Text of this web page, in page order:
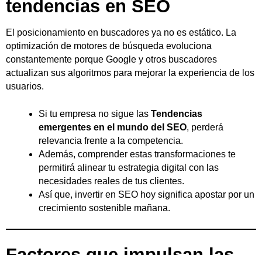
tendencias en SEO
El posicionamiento en buscadores ya no es estático. La
optimización de motores de búsqueda evoluciona
constantemente porque Google y otros buscadores
actualizan sus algoritmos para mejorar la experiencia de los
usuarios.
Si tu empresa no sigue las Tendencias
emergentes en el mundo del SEO, perderá
relevancia frente a la competencia.
Además, comprender estas transformaciones te
permitirá alinear tu estrategia digital con las
necesidades reales de tus clientes.
Así que, invertir en SEO hoy significa apostar por un
crecimiento sostenible mañana.